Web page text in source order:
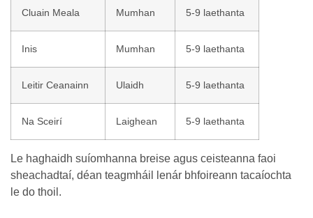
Cluain Meala Mumhan 5-9 laethanta
Inis Mumhan 5-9 laethanta
Leitir Ceanainn Ulaidh 5-9 laethanta
Na Sceirí Laighean 5-9 laethanta
Le haghaidh suíomhanna breise agus ceisteanna faoi
sheachadtaí, déan teagmháil lenár bhfoireann tacaíochta
le do thoil.